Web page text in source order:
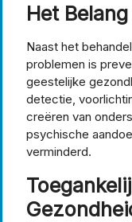
Het
Naast het
problemen is
geestelijke
detectie,
creëren van
psychische
verminderd.